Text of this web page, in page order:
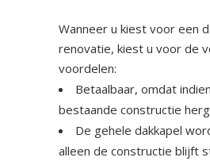
Wanneer u kiest voor een
renovatie, kiest u voor de
voordelen:
Betaalbaar, omdat
bestaande constructie
De gehele dakkapel
alleen de constructie blijft